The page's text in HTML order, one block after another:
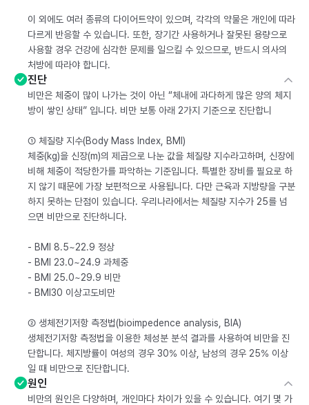
이 외에도 여러 종류의 다이어트약이 있으며, 각각의 약물은 개인에 따라
다르게 반응할 수 있습니다. 또한, 장기간 사용하거나 잘못된 용량으로
사용할 경우 건강에 심각한 문제를 일으킬 수 있으므로, 반드시 의사의
처방에 따라야 합니다.
진단
비만은 체중이 많이 나가는 것이 아닌 “체내에 과다하게 많은 양의 체지
방이 쌓인 상태” 입니다. 비만 보통 아래 2가지 기준으로 진단합니
① 체질량 지수(Body Mass Index, BMI)
체중(kg)을 신장(m)의 제곱으로 나눈 값을 체질량 지수라고하며, 신장에
비해 체중이 적당한가를 파악하는 기준입니다. 특별한 장비를 필요로 하
지 않기 때문에 가장 보편적으로 사용됩니다. 다만 근육과 지방량을 구분
하지 못하는 단점이 있습니다. 우리나라에서는 체질량 지수가 25를 넘
으면 비만으로 진단하니다.
- BMI 8.5~22.9 정상
- BMI 23.0~24.9 과체중
- BMI 25.0~29.9 비만
- BMI30 이상고도비만
② 생체전기저항 측정법(bioimpedence analysis, BIA)
생체전기저항 측정법을 이용한 체성분 분석 결과를 사용하여 비만을 진
단합니다. 체지방률이 여성의 경우 30% 이상, 남성의 경우 25% 이상
일 때 비만으로 진단합니다.
원인
비만의 원인은 다양하며, 개인마다 차이가 있을 수 있습니다. 여기 몇 가